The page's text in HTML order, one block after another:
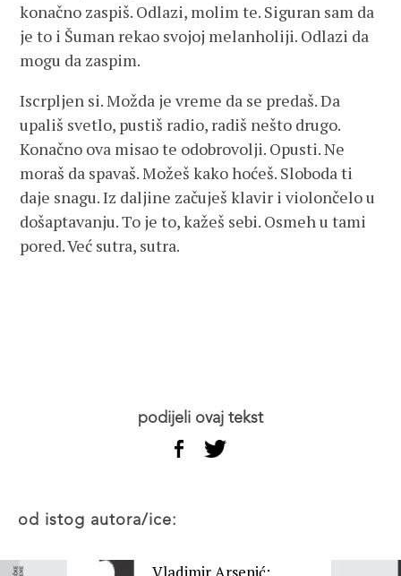
konačno zaspiš. Odlazi, molim te. Siguran sam da
je to i Šuman rekao svojoj melanholiji. Odlazi da
mogu da zaspim.
Iscrpljen si. Možda je vreme da se predaš. Da
upališ svetlo, pustiš radio, radiš nešto drugo.
Konačno ova misao te odobrovolji. Opusti. Ne
moraš da spavaš. Možeš kako hoćeš. Sloboda ti
daje snagu. Iz daljine začuješ klavir i violončelo u
došaptavanju. To je to, kažeš sebi. Osmeh u tami
pored. Već sutra, sutra.
podijeli ovaj tekst
od istog autora/ice: